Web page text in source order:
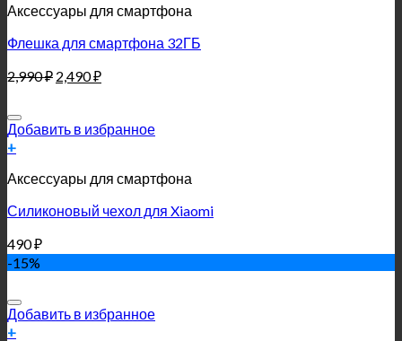
Аксессуары для смартфона
Флешка для смартфона 32ГБ
2,990₽ 2,490₽
Добавить в избранное
+
Аксессуары для смартфона
Силиконовый чехол для Xiaomi
490₽
-15%
Добавить в избранное
+